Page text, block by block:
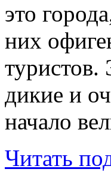
это
них
туристов.
дикие и
начало
Читать